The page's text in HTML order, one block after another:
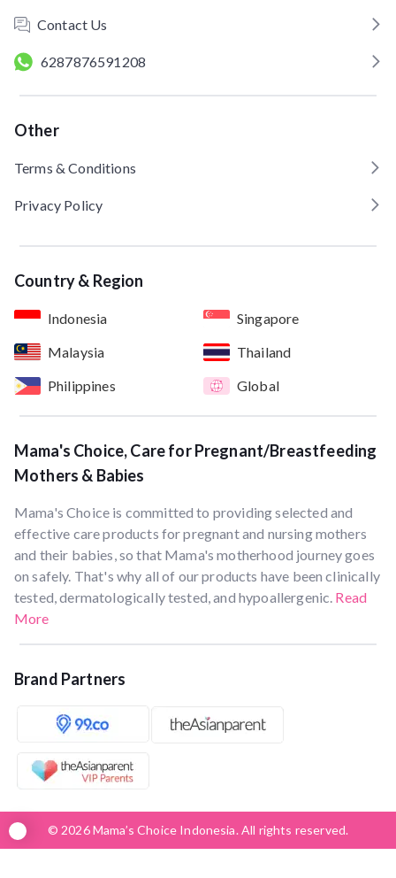
Contact Us
6287876591208
Other
Terms & Conditions
Privacy Policy
Country & Region
Indonesia
Singapore
Malaysia
Thailand
Philippines
Global
Mama's Choice, Care for Pregnant/Breastfeeding
Mothers & Babies
Mama's Choice is committed to providing selected and
effective care products for pregnant and nursing mothers
and their babies, so that Mama's motherhood journey goes
on safely. That's why all of our products have been clinically
tested, dermatologically tested, and hypoallergenic. Read
More
Brand Partners
© 2026 Mama’s Choice Indonesia. All rights reserved.